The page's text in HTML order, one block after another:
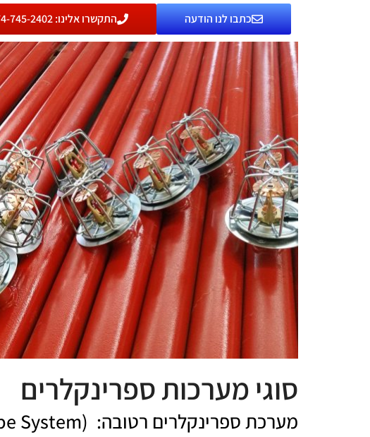
כתבו לנו הודעה התקשרו אלינו: 074-745-2402
סוגי מערכות ספרינקלרים
מערכת ספרינקלרים רטובה: (Wet Pipe System)